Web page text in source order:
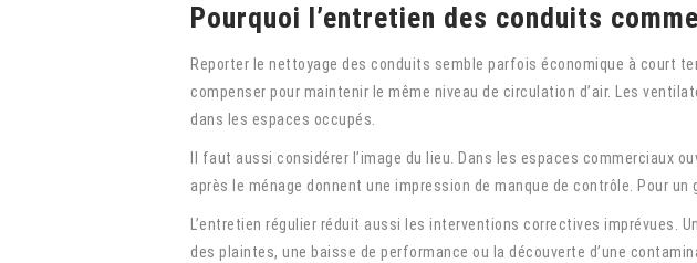
Pourquoi l’entretien des conduits
Reporter le nettoyage des conduits semble parfois économique à court
compenser pour maintenir le même niveau de circulation d’air. Les
dans les espaces occupés.
Il faut aussi considérer l’image du lieu. Dans les espaces commerciaux
après le ménage donnent une impression de manque de contrôle. Pour
L’entretien régulier réduit aussi les interventions correctives imprévues.
des plaintes, une baisse de performance ou la découverte d’une